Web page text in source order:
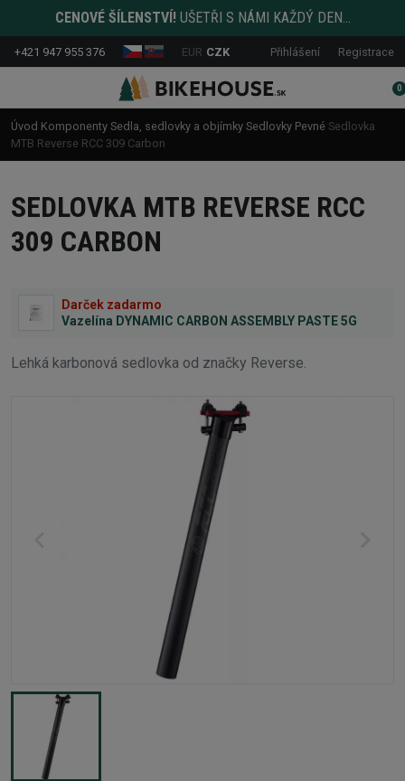
CENOVÉ ŠÍLENSTVÍ! UŠETŘI S NÁMI KAŽDÝ DEN...
+421 947 955 376 EUR CZK Přihlášení Registrace
0
Úvod Komponenty Sedla, sedlovky a objímky Sedlovky Pevné Sedlovka
MTB Reverse RCC 309 Carbon
SEDLOVKA MTB REVERSE RCC
309 CARBON
Darček zadarmo
Vazelína DYNAMIC CARBON ASSEMBLY PASTE 5G
Lehká karbonová sedlovka od značky Reverse.